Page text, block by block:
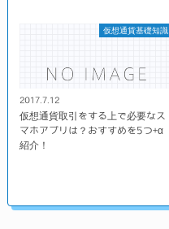
仮想通貨基礎知識
2017.7.12
仮想通貨取引をする上で必要なス
マホアプリは？おすすめを5つ+α
紹介！